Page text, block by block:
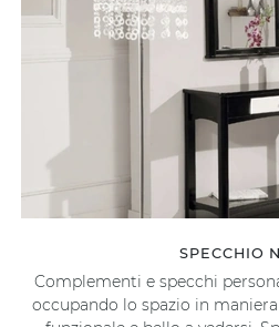
SPECCHIO
Complementi e specchi
occupando lo spazio in